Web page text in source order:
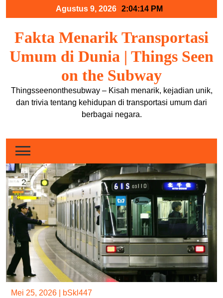
Agustus 9, 2026 2:04:14 PM
Fakta Menarik Transportasi
Umum di Dunia | Things Seen
on the Subway
Thingsseenonthesubway – Kisah menarik, kejadian unik,
dan trivia tentang kehidupan di transportasi umum dari
berbagai negara.
Mei 25, 2026 bSkl447